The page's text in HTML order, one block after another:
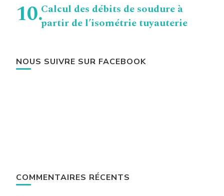
Calcul des débits de soudure à
partir de l’isométrie tuyauterie
NOUS SUIVRE SUR FACEBOOK
COMMENTAIRES RÉCENTS